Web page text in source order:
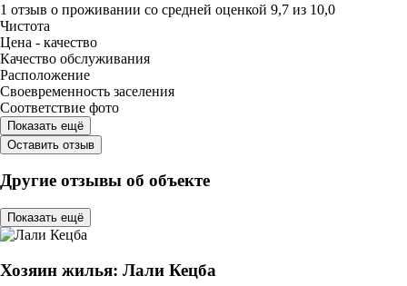
1 отзыв о проживании со средней оценкой 9,7 из 10,0
Чистота
Цена - качество
Качество обслуживания
Расположение
Своевременность заселения
Соответствие фото
Показать ещё
Оставить отзыв
Другие отзывы об объекте
Показать ещё
Хозяин жилья: Лали Кецба